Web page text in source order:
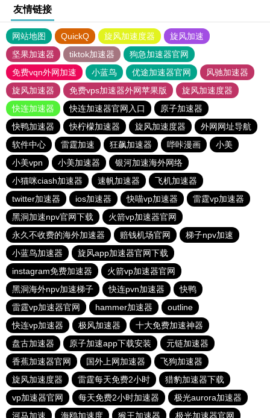
友情链接
网站地图 QuickQ 旋风加速度器
旋风加速
坚果加速器
tiktok加速器
狗急加速器官网
免费vqn外网加速
小蓝鸟 优途加速器官网
风驰加速器
旋风加速器
免费vps加速器外网苹果版
旋风加速度器
快连加速器
快连加速器官网入口
原子加速器
快鸭加速器
快柠檬加速器 旋风加速度器
外网网址导航
软件中心
雷霆加速 狂飙加速器 哔咔漫画
小美
小美vpn
小美加速器
银河加速海外网络
小猫咪ciash加速器
速帆加速器
飞机加速器
twitter加速器
ios加速器 快喵vp加速器
雷霆vp加速器
黑洞加速npv官网下载
火箭vp加速器官网
永久不收费的海外加速器
赔钱机场官网
梯子npv加速
小蓝鸟加速器
旋风app加速器官网下载
instagram免费加速器
火箭vp加速器官网
黑洞海外npv加速梯子
快连pvn加速器
快鸭
雷霆vp加速器官网
hammer加速器
outline
快连vp加速器
极风加速器
十大免费加速神器
盘古加速器
原子加速app下载安装
元链加速器
香蕉加速器官网
国外上网加速器
飞狗加速器
旋风加速度器
雷霆每天免费2小时
猎豹加速器下载
vp加速器官网
每天免费2小时加速器
极光aurora加速器
河马加速
海鸥加速度 猴王加速器 极光加速器官网